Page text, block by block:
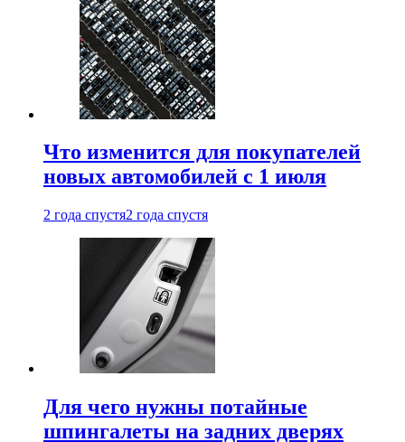
Что изменится для покупателей
новых автомобилей с 1 июля
2 года спустя2 года спустя
Для чего нужны потайные
шпингалеты на задних дверях